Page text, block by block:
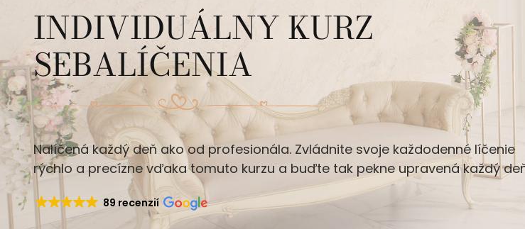
INDIVIDUÁLNY KURZ
SEBALÍČENIA
Nalíčená každý deň ako od profesionála. Zvládnite svoje každodenné líčenie
rýchlo a precízne vďaka tomuto kurzu a buďte tak pekne upravená každý
89 recenzií